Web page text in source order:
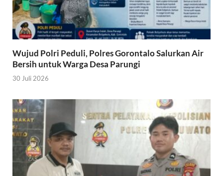
Wujud Polri Peduli, Polres Gorontalo Salurkan Air
Bersih untuk Warga Desa Parungi
30 Juli 2026